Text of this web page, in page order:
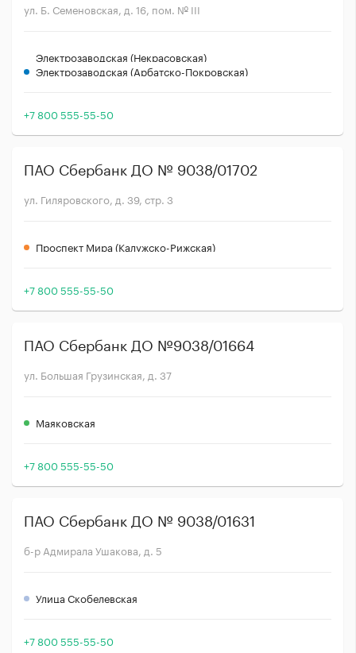
ул. Б. Семеновская, д. 16, пом. № III
Электрозаводская (Некрасовская)
Электрозаводская (Арбатско-Покровская)
+7 800 555-55-50
ПАО Сбербанк ДО № 9038/01702
ул. Гиляровского, д. 39, стр. 3
Проспект Мира (Калужско-Рижская)
+7 800 555-55-50
ПАО Сбербанк ДО №9038/01664
ул. Большая Грузинская, д. 37
Маяковская
+7 800 555-55-50
ПАО Сбербанк ДО № 9038/01631
б-р Адмирала Ушакова, д. 5
Улица Скобелевская
+7 800 555-55-50